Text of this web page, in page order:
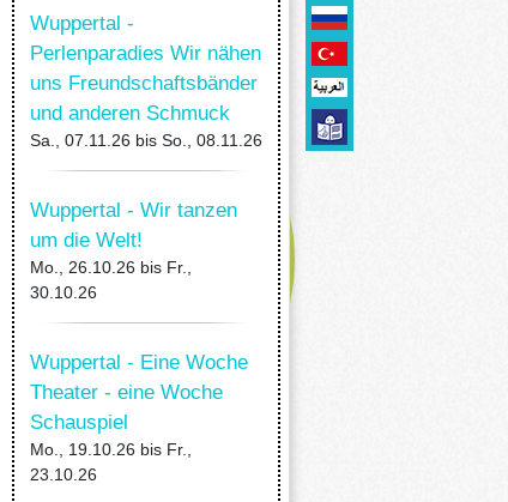
Wuppertal -
Perlenparadies Wir nähen
uns Freundschaftsbänder
und anderen Schmuck
Sa., 07.11.26 bis So., 08.11.26
Wuppertal - Wir tanzen
um die Welt!
Mo., 26.10.26 bis Fr.,
30.10.26
Wuppertal - Eine Woche
Theater - eine Woche
Schauspiel
Mo., 19.10.26 bis Fr.,
23.10.26